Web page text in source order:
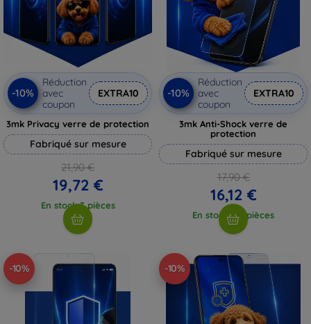
-10%
Réduction
avec
coupon
EXTRA10
3mk Privacy verre de protection
Fabriqué sur mesure
21,90 €
19,72 €
En stock 3 pièces
-10%
Réduction
avec
coupon
EXTRA10
3mk Anti-Shock verre de
protection
Fabriqué sur mesure
17,90 €
16,12 €
En stock > 5 pièces
-10% -10%